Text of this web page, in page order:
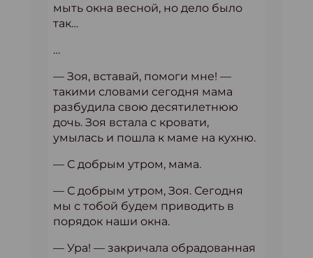
мыть окна весной, но дело было
так…
…
— Зоя, вставай, помоги мне! —
такими словами сегодня мама
разбудила свою десятилетнюю
дочь. Зоя встала с кровати,
умылась и пошла к маме на кухню.
— С добрым утром, мама.
— С добрым утром, Зоя. Сегодня
мы с тобой будем приводить в
порядок наши окна.
— Ура! — закричала обрадованная